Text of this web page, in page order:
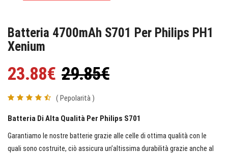
Batteria 4700mAh S701 Per Philips PH1
Xenium
23.88€ 29.85€
( Pepolarità )
Batteria Di Alta Qualità Per Philips S701
Garantiamo le nostre batterie grazie alle celle di ottima qualità con le
quali sono costruite, ciò assicura un’altissima durabilità grazie anche al